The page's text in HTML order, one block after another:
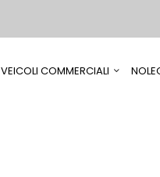
VEICOLI COMMERCIALI